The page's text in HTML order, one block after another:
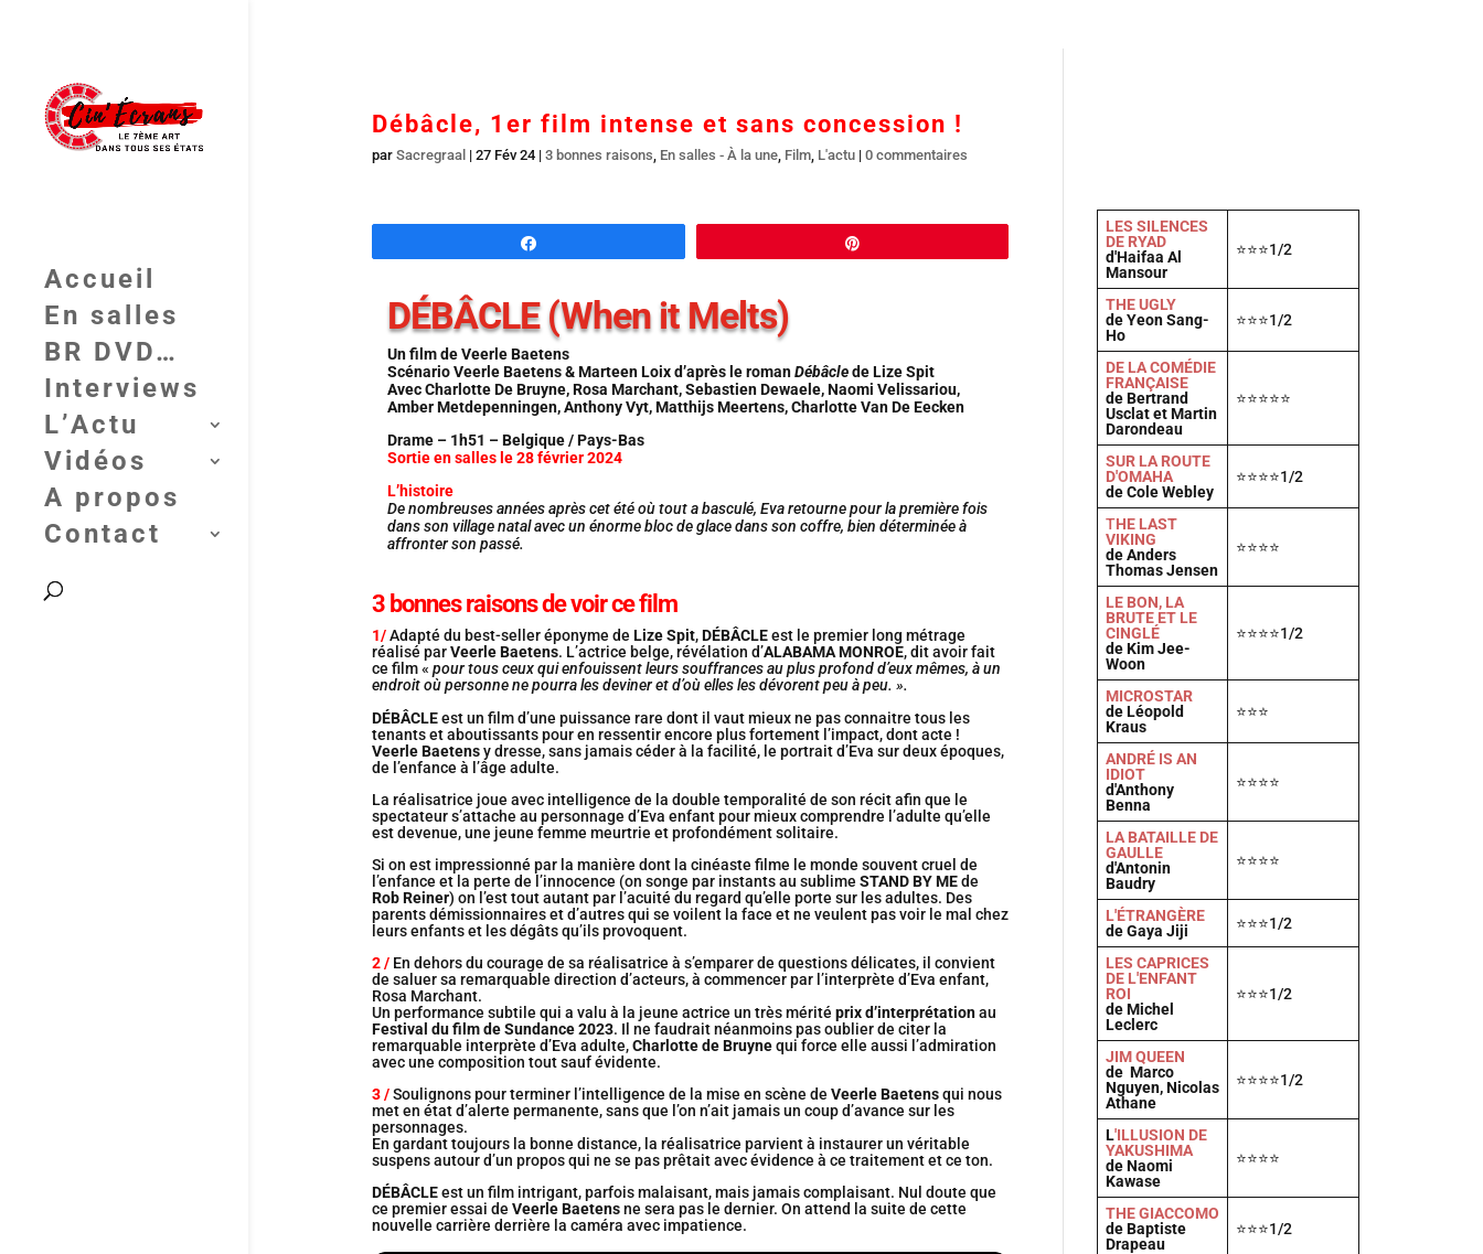
Accueil
En salles
BR DVD…
Interviews
L’Actu
Vidéos
A propos
Contact
Débâcle, 1er film intense et sans concession !
par Sacregraal | 27 Fév 24| 3 bonnes raisons, En salles - À la une, Film, L'actu| 0 commentaires
DÉBÂCLE (When it Melts)
Un film de Veerle Baetens
Scénario Veerle Baetens & Marteen Loix d’après le romanDébâclede Lize Spit
Avec Charlotte De Bruyne, Rosa Marchant, Sebastien Dewaele, Naomi Velissariou,
Amber Metdepenningen, Anthony Vyt, Matthijs Meertens, Charlotte Van De Eecken
Drame – 1h51 – Belgique / Pays-Bas
Sortie en salles le 28 février 2024
L’histoire
De nombreuses années après cet été où tout a basculé, Eva retourne pour la première fois
dans son village natal avec un énorme bloc de glace dans son coffre, bien déterminée à
affronter son passé.
3 bonnes raisons de voir ce film
1/Adapté du best-seller éponyme de Lize Spit,DÉBÂCLEest le premier long métrage
réalisé parVeerle Baetens. L’actrice belge, révélation d’ALABAMA MONROE, dit avoir fait
ce film « pour tous ceux qui enfouissent leurs souffrances au plus profond d’eux mêmes, à un
endroit où personne ne pourra les deviner et d’où elles les dévorent peu à peu. ».
DÉBÂCLEest un film d’une puissance rare dont il vaut mieux ne pas connaitre tous les
tenants et aboutissants pour en ressentir encore plus fortement l’impact, dont acte !
Veerle Baetensy dresse, sans jamais céder à la facilité, le portrait d’Eva sur deux époques,
de l’enfance à l’âge adulte.
La réalisatrice joue avec intelligence de la double temporalité de son récit afin que le
spectateur s’attache au personnage d’Eva enfant pour mieux comprendre l’adulte qu’elle
est devenue, une jeune femme meurtrie et profondément solitaire.
Si on est impressionné par la manière dont la cinéaste filme le monde souvent cruel de
l’enfance et la perte de l’innocence (on songe par instants au sublime STAND BY MEde
Rob Reiner) on l’est tout autant par l’acuité du regard qu’elle porte sur les adultes. Des
parents démissionnaires et d’autres qui se voilent la face et ne veulent pas voir le mal chez
leurs enfants et les dégâts qu’ils provoquent.
2 / En dehors du courage de sa réalisatrice à s’emparer de questions délicates, il convient
de saluer sa remarquable direction d’acteurs, à commencer par l’interprète d’Eva enfant,
Rosa Marchant.
Un performance subtile qui a valu à la jeune actrice un très mérité prix d’interprétationau
Festival du film de Sundance 2023. Il ne faudrait néanmoins pas oublier de citer la
remarquable interprète d’Eva adulte,Charlotte de Bruynequi force elle aussi l’admiration
avec une composition tout sauf évidente.
3 /Soulignons pour terminer l’intelligence de la mise en scène de Veerle Baetensqui nous
met en état d’alerte permanente, sans que l’on n’ait jamais un coup d’avance sur les
personnages.
En gardant toujours la bonne distance, la réalisatrice parvient à instaurer un véritable
suspens autour d’un propos qui ne se pas prêtait avec évidence à ce traitement et ce ton.
DÉBÂCLEest un film intrigant, parfois malaisant, mais jamais complaisant. Nul doute que
ce premier essai de Veerle Baetensne sera pas le dernier. On attend la suite de cette
nouvelle carrière derrière la caméra avec impatience.
LES SILENCES
DE RYAD
d'Haifaa Al
Mansour
⭐⭐⭐1/2
THE UGLY
de Yeon Sang-
Ho
⭐⭐⭐1/2
DE LA COMÉDIE
FRANÇAISE
de Bertrand
Usclat et Martin
Darondeau
⭐⭐⭐⭐⭐
SUR LA ROUTE
D'OMAHA
de Cole Webley
⭐⭐⭐⭐1/2
THE LAST
VIKING
de Anders
Thomas Jensen
⭐⭐⭐⭐
LE BON, LA
BRUTE ET LE
CINGLÉ
de Kim Jee-
Woon
⭐⭐⭐⭐1/2
MICROSTAR
de Léopold
Kraus
⭐⭐⭐
ANDRÉ IS AN
IDIOT
d'Anthony
Benna
⭐⭐⭐⭐
LA BATAILLE DE
GAULLE
d'Antonin
Baudry
⭐⭐⭐⭐
L'ÉTRANGÈRE
de Gaya Jiji
⭐⭐⭐1/2
LES CAPRICES
DE L'ENFANT
ROI
de Michel
Leclerc
⭐⭐⭐1/2
JIM QUEEN
de Marco
Nguyen, Nicolas
Athane
⭐⭐⭐⭐1/2
L'ILLUSION DE
YAKUSHIMA
de Naomi
Kawase
⭐⭐⭐⭐
THE GIACCOMO
de Baptiste
Drapeau
⭐⭐⭐1/2